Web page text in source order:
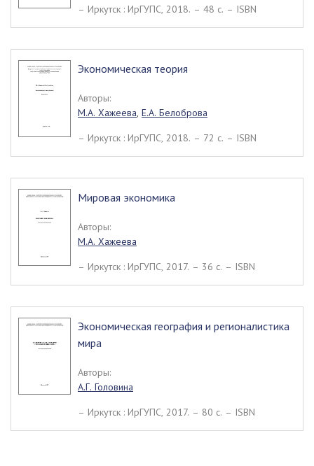
– Иркутск : ИрГУПС, 2018. – 48 c. – ISBN
Экономическая теория
Авторы:
М.А. Хажеева, Е.А. Белоброва
– Иркутск : ИрГУПС, 2018. – 72 c. – ISBN
Мировая экономика
Авторы:
М.А. Хажеева
– Иркутск : ИрГУПС, 2017. – 36 c. – ISBN
Экономическая география и регионалистика
мира
Авторы:
А.Г. Головина
– Иркутск : ИрГУПС, 2017. – 80 c. – ISBN